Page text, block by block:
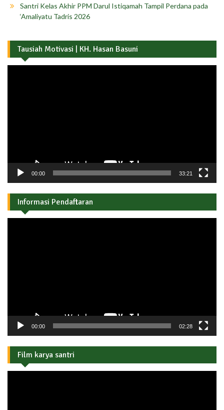
Santri Kelas Akhir PPM Darul Istiqamah Tampil Perdana pada
‘Amaliyatu Tadris 2026
Tausiah Motivasi | KH. Hasan Basuni
00:00 33:21
Informasi Pendaftaran
00:00 02:28
Film karya santri